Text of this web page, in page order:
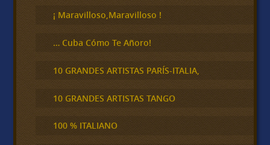
¡ Maravilloso,Maravilloso !
… Cuba Cómo Te Añoro!
10 GRANDES ARTISTAS PARÍS-ITALIA,
10 GRANDES ARTISTAS TANGO
100 % ITALIANO